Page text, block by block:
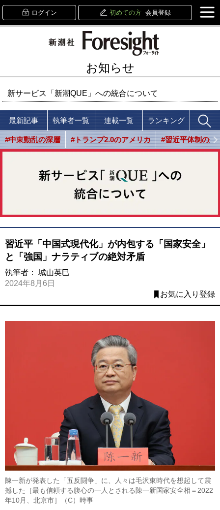
ログイン 初めての方 会員登録
お知らせ
新サービス「新潮QUE」への統合について
最新記事 執筆者一覧 連載一覧 ランキング
#中東動乱の深層 #トランプ2.0のアメリカ #習近平体制の光
習近平「中国式現代化」が内包する「国家安全」
と「強国」ナラティブの絶対矛盾
執筆者： 城山英巳
2024年8月6日
お気に入り登録
陳一新が発表した「五反闘争」に、人々は毛沢東時代を想起して震
撼した［最も信頼する腹心の一人とされる陳一新国家安全相＝2022
年10月、北京市］（C）時事